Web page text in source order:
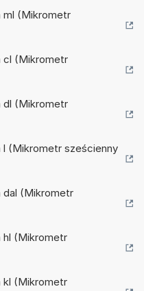
ml (Mikrometr
cl (Mikrometr
dl (Mikrometr
l (Mikrometr sześcienny
dal (Mikrometr
hl (Mikrometr
kl (Mikrometr